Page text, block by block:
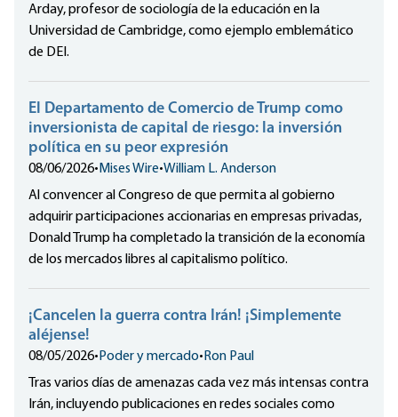
Arday, profesor de sociología de la educación en la
Universidad de Cambridge, como ejemplo emblemático
de DEI.
El Departamento de Comercio de Trump como
inversionista de capital de riesgo: la inversión
política en su peor expresión
08/06/2026• Mises Wire•William L. Anderson
Al convencer al Congreso de que permita al gobierno
adquirir participaciones accionarias en empresas privadas,
Donald Trump ha completado la transición de la economía
de los mercados libres al capitalismo político.
¡Cancelen la guerra contra Irán! ¡Simplemente
aléjense!
08/05/2026•Poder y mercado•Ron Paul
Tras varios días de amenazas cada vez más intensas contra
Irán, incluyendo publicaciones en redes sociales como